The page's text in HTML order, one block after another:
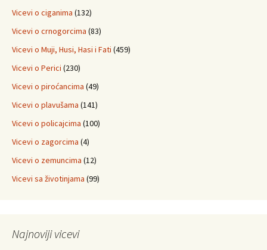
Vicevi o ciganima (132)
Vicevi o crnogorcima (83)
Vicevi o Muji, Husi, Hasi i Fati (459)
Vicevi o Perici (230)
Vicevi o piroćancima (49)
Vicevi o plavušama (141)
Vicevi o policajcima (100)
Vicevi o zagorcima (4)
Vicevi o zemuncima (12)
Vicevi sa životinjama (99)
Najnoviji vicevi